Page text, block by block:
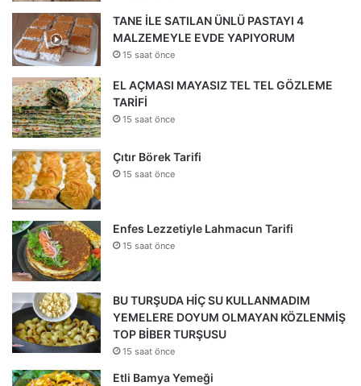
TANE İLE SATILAN ÜNLÜ PASTAYI 4
MALZEMEYLE EVDE YAPIYORUM
15 saat önce
EL AÇMASI MAYASIZ TEL TEL GÖZLEME
TARİFİ
15 saat önce
Çıtır Börek Tarifi
15 saat önce
Enfes Lezzetiyle Lahmacun Tarifi
15 saat önce
BU TURŞUDA HİÇ SU KULLANMADIM
YEMELERE DOYUM OLMAYAN KÖZLENMİŞ
TOP BİBER TURŞUSU
15 saat önce
Etli Bamya Yemeği